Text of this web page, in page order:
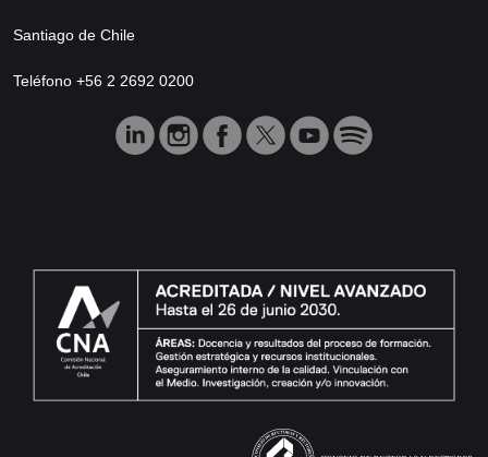
Santiago de Chile
Teléfono +56 2 2692 0200